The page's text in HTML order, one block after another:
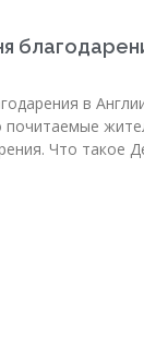
в
почитаемые
Что такое